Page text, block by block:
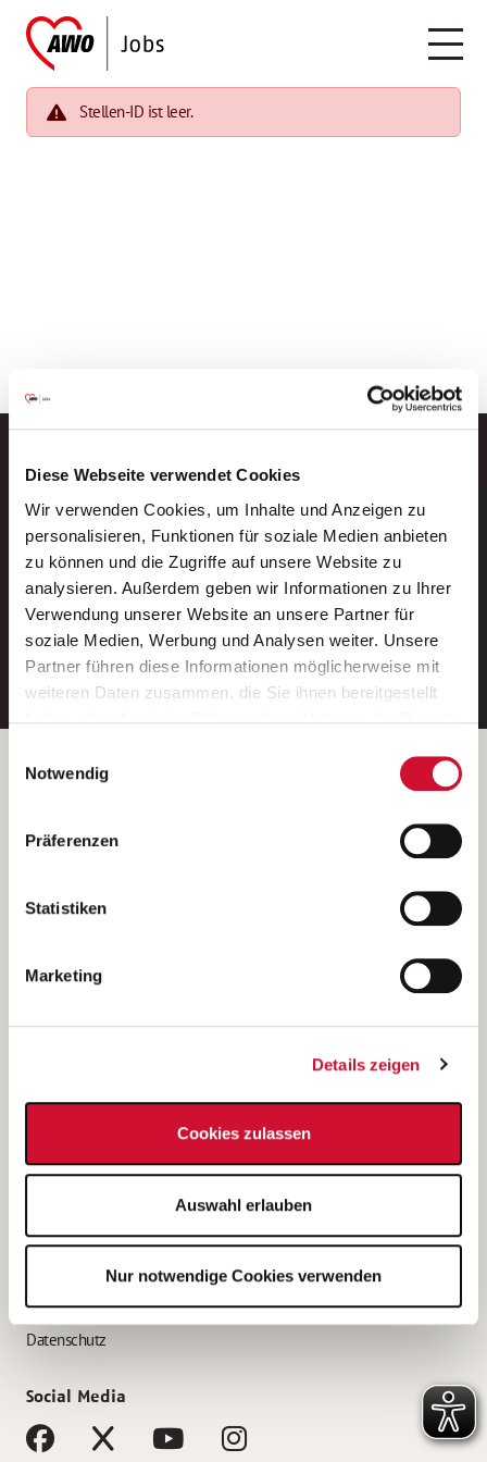
Diese Webseite verwendet Cookies
Wir verwenden Cookies, um Inhalte und Anzeigen zu
personalisieren, Funktionen für soziale Medien anbieten
zu können und die Zugriffe auf unsere Website zu
analysieren. Außerdem geben wir Informationen zu Ihrer
Verwendung unserer Website an unsere Partner für
soziale Medien, Werbung und Analysen weiter. Unsere
Partner führen diese Informationen möglicherweise mit
weiteren Daten zusammen, die Sie ihnen bereitgestellt
Wenn Sie auf „Cookies zulassen“ klicken, so stimmen
Sie der Speicherung sämtlicher Cookies zu. Sie können
Ihre Einwilligung selbstverständlich jederzeit widerrufen,
indem Sie die Cookie-Einstellungen aufrufen und diese
unsererDatenschutzerklärung
Notwendig
Präferenzen
Statistiken
Marketing
Details zeigen
Cookies zulassen
Auswahl erlauben
Nur notwendige Cookies verwenden
Stellen-ID ist leer.
Neue Stellen per E-Mail.
Ein kostenloser Service von AWO
Jobs.
E-Mail-Adresse eintragen
Betreiber der Webseite
Kantstraße 45a
(Ein Tochterunternehmen des AWO Bezirksverbandes Unterfranken
e.V.)
Bewerbung als Altenpflegehelfer*in
Bewerbung als Erzieher*in
AWO Gliederungen nach Bundesland
Impressum
Datenschutz
Social Media